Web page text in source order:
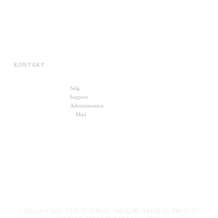
KONTAKT
Salg
Support
Administration
Mail
2026
· CVR: 27 51 81 84 · SKI 02.06 · SKI 02.14 · SKI 02.17 ·